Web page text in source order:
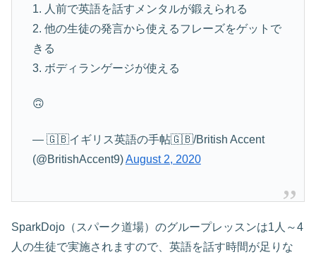
1. 人前で英語を話すメンタルが鍛えられる
2. 他の生徒の発言から使えるフレーズをゲットで
きる
3. ボディランゲージが使える
🙃
— 🇬🇧イギリス英語の手帖🇬🇧/British Accent
(@BritishAccent9)August 2, 2020
SparkDojo（スパーク道場）のグループレッスンは1人～4
人の生徒で実施されますので、英語を話す時間が足りな